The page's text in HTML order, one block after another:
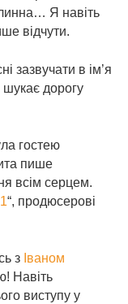
Я навіть
відчути.
зазвучати в ім’я
шукає дорогу
гостею
пише
всім серцем.
“, продюсерові
з Іваном
Навіть
виступу у